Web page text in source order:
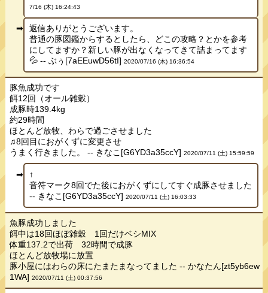
7/16 (木) 16:24:43
返信ありがとうございます。
普通の豚図鑑からするとしたら、どこの攻略？とかを参考
にしてますか？新しい豚が出なくなってきて詰まってます
💦 -- ぶぅ[7aEEuwD56tI] 2020/07/16 (木) 16:36:54
豚魚成功です
餌12回（オール雑穀）
成豚時139.4kg
約29時間
ほとんど放牧、わらで過ごさせました
♫8回目におがくずに変更させ
うまく行きました。 -- きなこ[G6YD3a35ccY]2020/07/11 (土) 15:59:59
↑
音符マーク8回でた後におがくずにしてすぐ成豚させました
-- きなこ[G6YD3a35ccY] 2020/07/11 (土) 16:03:33
魚豚成功しました
餌中は18回ほぼ雑穀 1回だけベシMIX
体重137.2で出荷 32時間で成豚
ほとんど放牧場に放置
豚小屋にはわらの床にたまたまなってました -- かなたん[zt5yb6ew
1WA]2020/07/11 (土) 00:37:56